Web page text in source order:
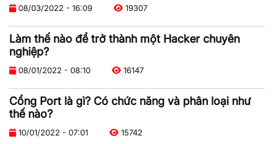
08/03/2022 - 16:09 19307
Làm thế nào để trở thành một Hacker chuyên
nghiệp?
08/01/2022 - 08:10 16147
Cổng Port là gì? Có chức năng và phân loại như
thế nào?
10/01/2022 - 07:01 15742